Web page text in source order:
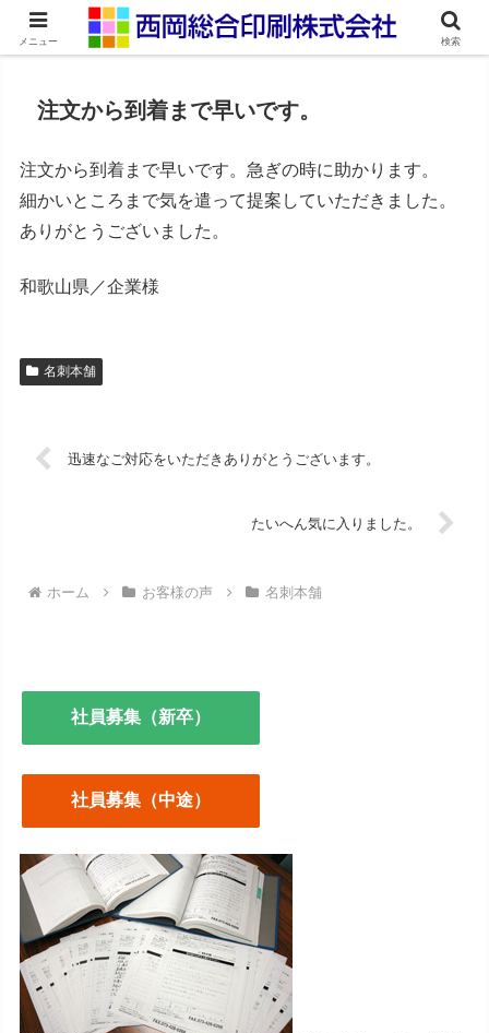
ネット印刷通販・オンデマンド印刷
注文から到着まで早いです。
注文から到着まで早いです。急ぎの時に助かります。
細かいところまで気を遣って提案していただきました。
ありがとうございました。
和歌山県／企業様
名刺本舗
迅速なご対応をいただきありがとうございます。
たいへん気に入りました。
ホーム お客様の声 名刺本舗
社員募集（新卒）
社員募集（中途）
メニュー 検索